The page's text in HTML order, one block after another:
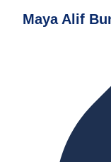
Maya Alif